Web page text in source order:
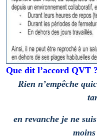
Que dit l’accord QVT
Rien n’empêche
en revanche je ne